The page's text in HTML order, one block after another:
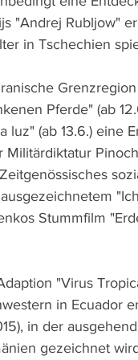
"Andrej Rubljow"
in Tschechien
Pferde" (ab
luz" (ab 13.6.) eine
Militärdiktatur
Stummfilm
"Virus
in Ecuador
in der
gezeichnet